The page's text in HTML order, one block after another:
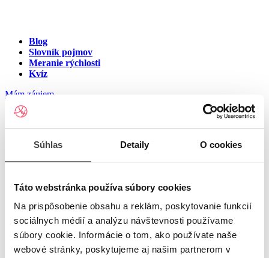
Súhlas Detaily O cookies
Táto webstránka používa súbory cookies
Na prispôsobenie obsahu a reklám, poskytovanie funkcií
sociálnych médií a analýzu návštevnosti používame
súbory cookie. Informácie o tom, ako používate naše
webové stránky, poskytujeme aj našim partnerom v
Blog
Slovník pojmov
Meranie rýchlosti
Kvíz
Mám záujem
Internet v meste Budča
Zadajte ulicu a číslo pre zobrazenie ponuky internetu v meste
Zadajte ulicu a číslopre zobrazenie ponuky internetu v lokalite
Budča
Zoznam ulíc v meste Budča